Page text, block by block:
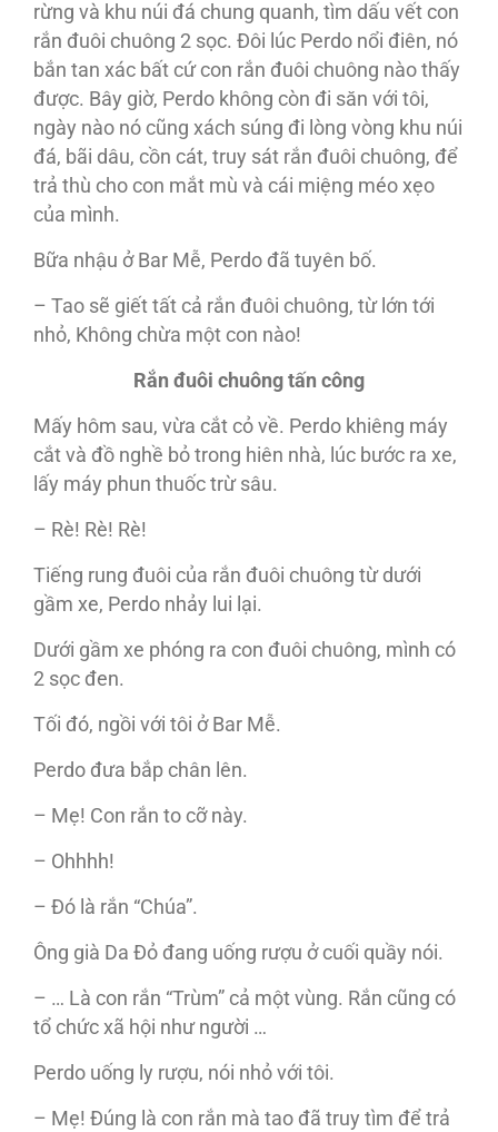
rừng và khu núi đá chung quanh, tìm dấu vết con
rắn đuôi chuông 2 sọc. Đôi lúc Perdo nổi điên, nó
bắn tan xác bất cứ con rắn đuôi chuông nào thấy
được. Bây giờ, Perdo không còn đi săn với tôi,
ngày nào nó cũng xách súng đi lòng vòng khu núi
đá, bãi dâu, cồn cát, truy sát rắn đuôi chuông, để
trả thù cho con mắt mù và cái miệng méo xẹo
của mình.
Bữa nhậu ở Bar Mễ, Perdo đã tuyên bố.
– Tao sẽ giết tất cả rắn đuôi chuông, từ lớn tới
nhỏ, Không chừa một con nào!
Rắn đuôi chuông tấn công
Mấy hôm sau, vừa cắt cỏ về. Perdo khiêng máy
cắt và đồ nghề bỏ trong hiên nhà, lúc bước ra xe,
lấy máy phun thuốc trừ sâu.
– Rè! Rè! Rè!
Tiếng rung đuôi của rắn đuôi chuông từ dưới
gầm xe, Perdo nhảy lui lại.
Dưới gầm xe phóng ra con đuôi chuông, mình có
2 sọc đen.
Tối đó, ngồi với tôi ở Bar Mễ.
Perdo đưa bắp chân lên.
– Mẹ! Con rắn to cỡ này.
– Ohhhh!
– Đó là rắn “Chúa”.
Ông già Da Đỏ đang uống rượu ở cuối quầy nói.
– … Là con rắn “Trùm” cả một vùng. Rắn cũng có
tổ chức xã hội như người …
Perdo uống ly rượu, nói nhỏ với tôi.
– Mẹ! Đúng là con rắn mà tao đã truy tìm để trả